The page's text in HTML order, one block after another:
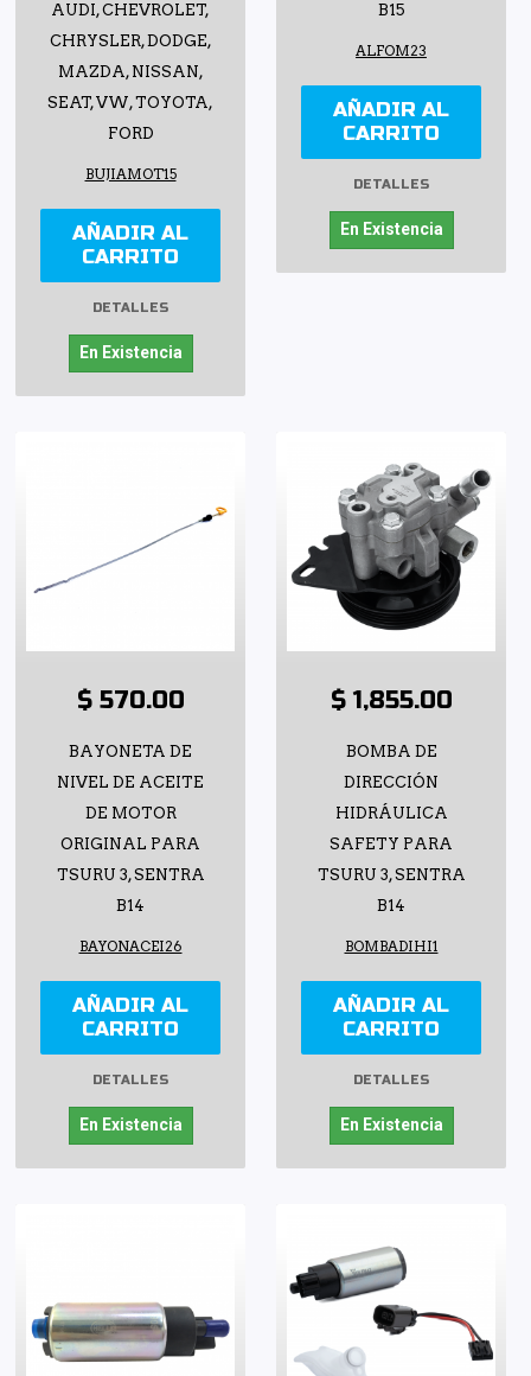
AUDI, CHEVROLET,
CHRYSLER, DODGE,
MAZDA, NISSAN,
SEAT, VW, TOYOTA,
FORD
BUJIAMOT15
AÑADIR AL
CARRITO
DETALLES
En Existencia
B15
ALFOM23
AÑADIR AL
CARRITO
DETALLES
En Existencia
$ 570.00
BAYONETA DE
NIVEL DE ACEITE
DE MOTOR
ORIGINAL PARA
TSURU 3, SENTRA
B14
BAYONACEI26
AÑADIR AL
CARRITO
DETALLES
En Existencia
$ 1,855.00
BOMBA DE
DIRECCIÓN
HIDRÁULICA
SAFETY PARA
TSURU 3, SENTRA
B14
BOMBADIHI1
AÑADIR AL
CARRITO
DETALLES
En Existencia